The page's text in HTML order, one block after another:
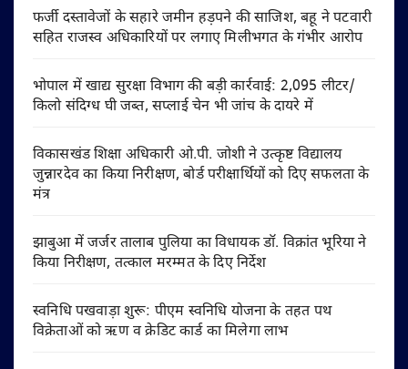
फर्जी दस्तावेजों के सहारे जमीन हड़पने की साजिश, बहू ने पटवारी
सहित राजस्व अधिकारियों पर लगाए मिलीभगत के गंभीर आरोप
भोपाल में खाद्य सुरक्षा विभाग की बड़ी कार्रवाई: 2,095 लीटर/
किलो संदिग्ध घी जब्त, सप्लाई चेन भी जांच के दायरे में
विकासखंड शिक्षा अधिकारी ओ.पी. जोशी ने उत्कृष्ट विद्यालय
जुन्नारदेव का किया निरीक्षण, बोर्ड परीक्षार्थियों को दिए सफलता के
मंत्र
झाबुआ में जर्जर तालाब पुलिया का विधायक डॉ. विक्रांत भूरिया ने
किया निरीक्षण, तत्काल मरम्मत के दिए निर्देश
स्वनिधि पखवाड़ा शुरू: पीएम स्वनिधि योजना के तहत पथ
विक्रेताओं को ऋण व क्रेडिट कार्ड का मिलेगा लाभ